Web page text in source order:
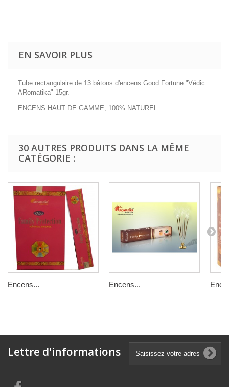
EN SAVOIR PLUS
Tube rectangulaire de 13 bâtons d'encens Good Fortune "Védic
ARomatika" 15gr.
ENCENS HAUT DE GAMME, 100% NATUREL.
30 AUTRES PRODUITS DANS LA MÊME
CATÉGORIE :
Encens... Encens...
Lettre d'informations